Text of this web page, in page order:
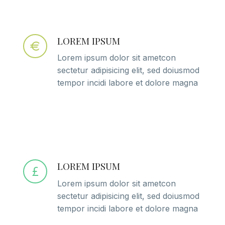
LOREM IPSUM
Lorem ipsum dolor sit ametcon
sectetur adipisicing elit, sed doiusmod
tempor incidi labore et dolore magna
LOREM IPSUM
Lorem ipsum dolor sit ametcon
sectetur adipisicing elit, sed doiusmod
tempor incidi labore et dolore magna